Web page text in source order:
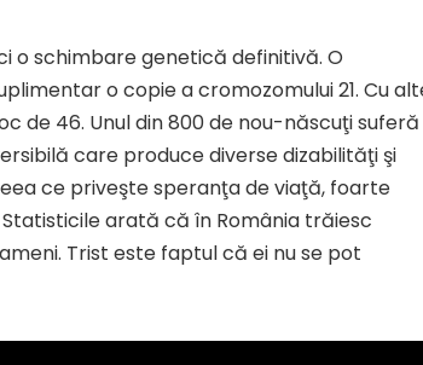
o schimbare genetică definitivă. O
o copie a cromozomului 21. Cu
de 46. Unul din 800 de nou-născuţi suferă
care produce diverse dizabilităţi şi
ce priveşte speranţa de viaţă, foarte
arată că în România trăiesc
Trist este faptul că ei nu se pot